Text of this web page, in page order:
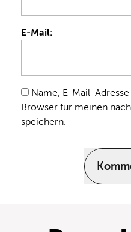
E-Mail:
Name, E-Mail-
Browser für meinen
speichern.